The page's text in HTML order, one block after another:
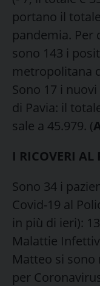
portano il
pandemia. Per
sono 143 i
metropolitana
Sono 17 i
di Pavia: il
sale a 45.979. (
I RICOVERI
Sono 34 i
Covid-19 al
in più di ieri):
Malattie
Matteo si
per